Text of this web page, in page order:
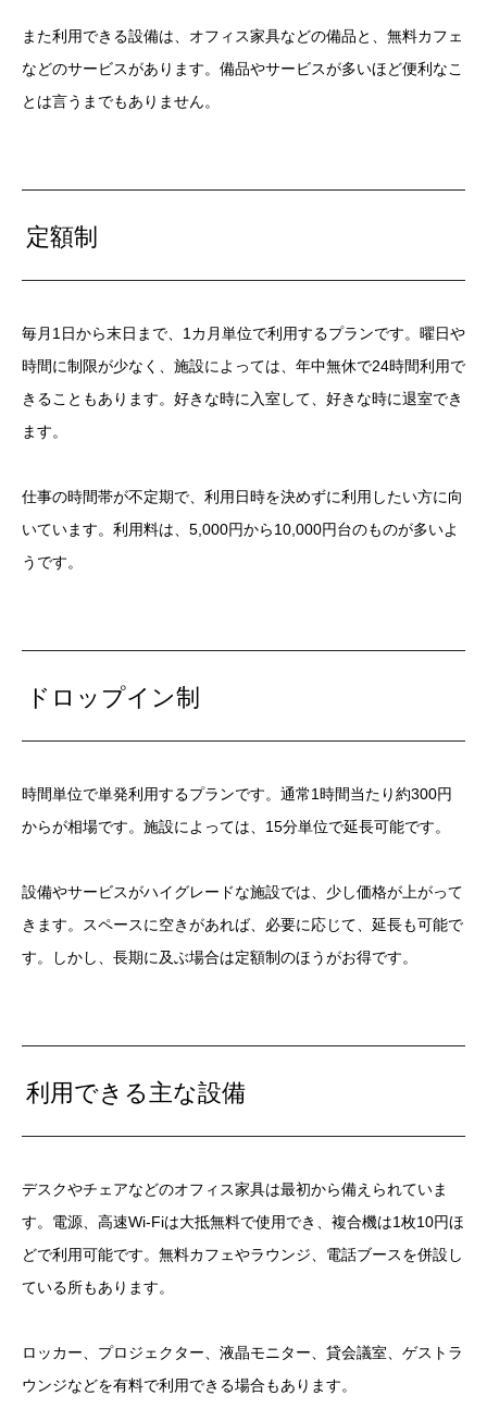
また利用できる設備は、オフィス家具などの備品と、無料カフェ
などのサービスがあります。備品やサービスが多いほど便利なこ
とは言うまでもありません。
定額制
毎月1日から末日まで、1カ月単位で利用するプランです。曜日や
時間に制限が少なく、施設によっては、年中無休で24時間利用で
きることもあります。好きな時に入室して、好きな時に退室でき
ます。
仕事の時間帯が不定期で、利用日時を決めずに利用したい方に向
いています。利用料は、5,000円から10,000円台のものが多いよ
うです。
ドロップイン制
時間単位で単発利用するプランです。通常1時間当たり約300円
からが相場です。施設によっては、15分単位で延長可能です。
設備やサービスがハイグレードな施設では、少し価格が上がって
きます。スペースに空きがあれば、必要に応じて、延長も可能で
す。しかし、長期に及ぶ場合は定額制のほうがお得です。
利用できる主な設備
デスクやチェアなどのオフィス家具は最初から備えられていま
す。電源、高速Wi-Fiは大抵無料で使用でき、複合機は1枚10円ほ
どで利用可能です。無料カフェやラウンジ、電話ブースを併設し
ている所もあります。
ロッカー、プロジェクター、液晶モニター、貸会議室、ゲストラ
ウンジなどを有料で利用できる場合もあります。